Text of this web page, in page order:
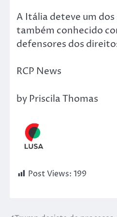
A Itália deteve um
também conhecido
defensores dos
RCP News
by Priscila Thomas
Post Views: 199